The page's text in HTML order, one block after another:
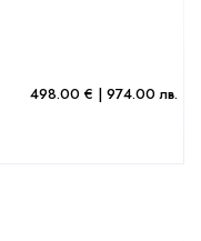
498.00 € | 974.00 лв.